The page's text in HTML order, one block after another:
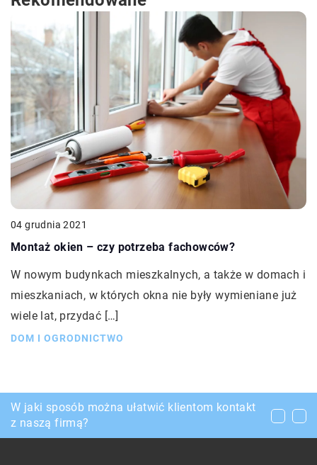
04 grudnia 2021
Montaż okien – czy potrzeba fachowców?
W nowym budynkach mieszkalnych, a także w domach i
mieszkaniach, w których okna nie były wymieniane już
wiele lat, przydać […]
DOM I OGRODNICTWO
Jak dobrze ocieplić podłogę?
W jaki sposób można ułatwić klientom kontakt
z naszą firmą?
Jak przebiega kasacja auta?